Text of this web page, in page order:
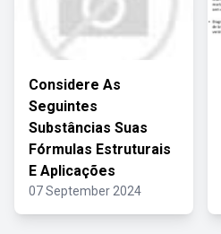
Considere As
Seguintes
Substâncias Suas
Fórmulas Estruturais
E Aplicações
07 September 2024